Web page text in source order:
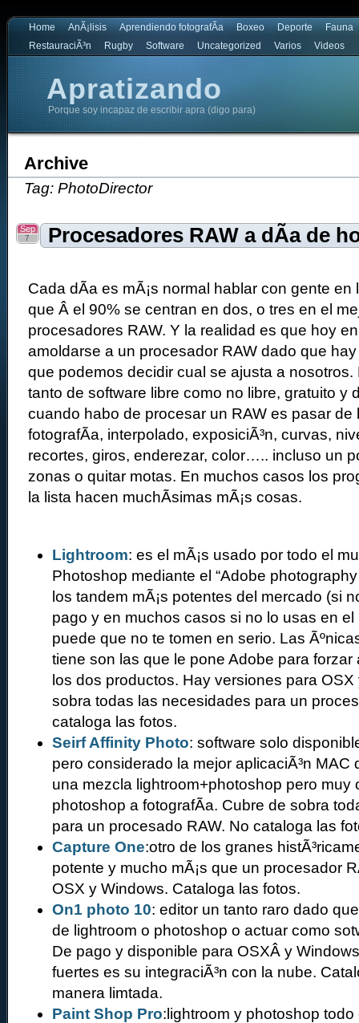
Home AnÃ¡lisis Aprendiendo fotografÃ­a Boxeo Deporte
Fauna
RestauraciÃ³n
Rugby Software Uncategorized Varios Videos
Apratizando
Porque soy incapaz de escribir apra (digo para)
Archive
Tag: PhotoDirector
Procesadores RAW a dÃ­a de
Sep
7
Cada dÃ­a es mÃ¡s normal hablar con gente
que Â el 90% se centran en dos, o tres en el
procesadores RAW. Y la realidad es que hoy
amoldarse a un procesador RAW dado que
que podemos decidir cual se ajusta a
tanto de software libre como no libre, gratuito y
cuando habo de procesar un RAW es pasar de
fotografÃ­a, interpolado, exposiciÃ³n, curvas,
recortes, giros, enderezar, color….. incluso un
zonas o quitar motas. En muchos casos los
la lista hacen muchÃ­simas mÃ¡s cosas.
Lightroom: es el mÃ¡s usado por todo el
Photoshop mediante el “Adobe
los tandem mÃ¡s potentes del mercado (si
pago y en muchos casos si no lo usas en
puede que no te tomen en serio. Las
tiene son las que le pone Adobe para forzar
los dos productos. Hay versiones para
sobra todas las necesidades para un
cataloga las fotos.
Seirf Affinity Photo: software solo
pero considerado la mejor aplicaciÃ³n MAC
una mezcla lightroom+photoshop pero muy
photoshop a fotografÃ­a. Cubre de sobra
para un procesado RAW. No cataloga las
Capture One:otro de los granes
potente y mucho mÃ¡s que un procesador
OSX y Windows. Cataloga las fotos.
On1 photo 10: editor un tanto raro dado
de lightroom o photoshop o actuar como
De pago y disponible para OSXÂ y
fuertes es su integraciÃ³n con la nube.
manera limtada.
Paint Shop Pro:lightroom y photoshop todo